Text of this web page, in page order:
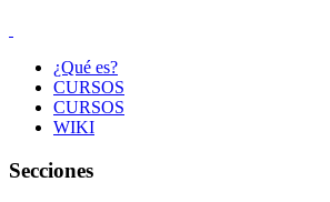
¿Qué es?
CURSOS
CURSOS
WIKI
Secciones